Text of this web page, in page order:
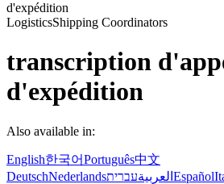
d'expédition
LogisticsShipping Coordinators
transcription
d'expédition
Also available in:
English한국어Português中文
DeutschNederlands العربيةעברית Español